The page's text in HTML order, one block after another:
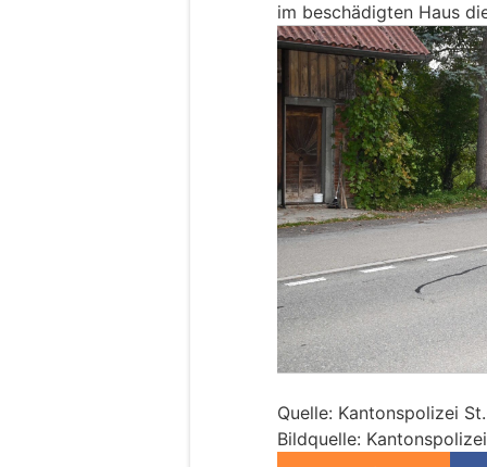
im beschädigten Haus
Quelle: Kantonspolizei
Bildquelle: